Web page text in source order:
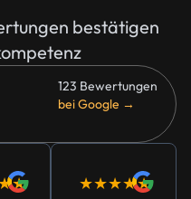
bestätigen
123 Bewertungen
bei Google →
★★★★★